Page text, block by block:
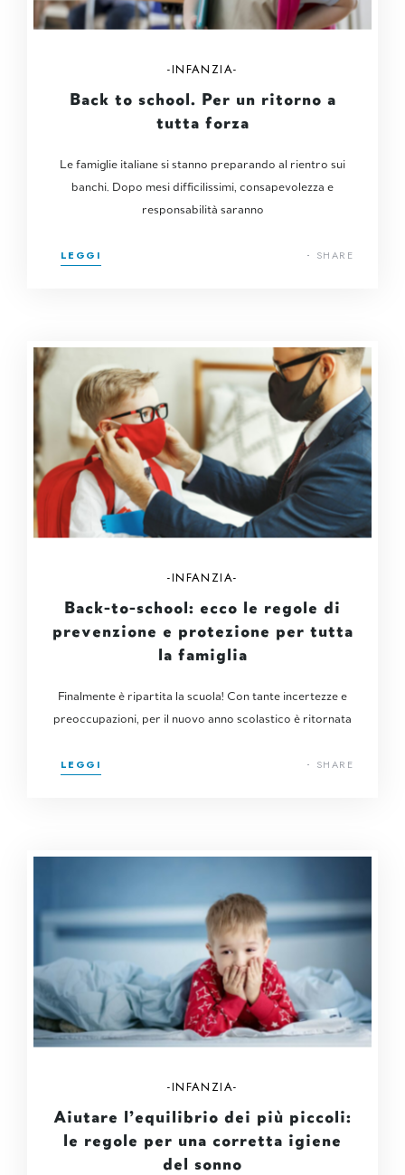
INFANZIA
Back to school. Per un ritorno a
tutta forza
Le famiglie italiane si stanno preparando al rientro sui
banchi. Dopo mesi difficilissimi, consapevolezza e
responsabilità saranno
LEGGI SHARE
INFANZIA
Back-to-school: ecco le regole di
prevenzione e protezione per tutta
la famiglia
Finalmente è ripartita la scuola! Con tante incertezze e
preoccupazioni, per il nuovo anno scolastico è ritornata
LEGGI SHARE
INFANZIA
Aiutare l’equilibrio dei più piccoli:
le regole per una corretta igiene
del sonno